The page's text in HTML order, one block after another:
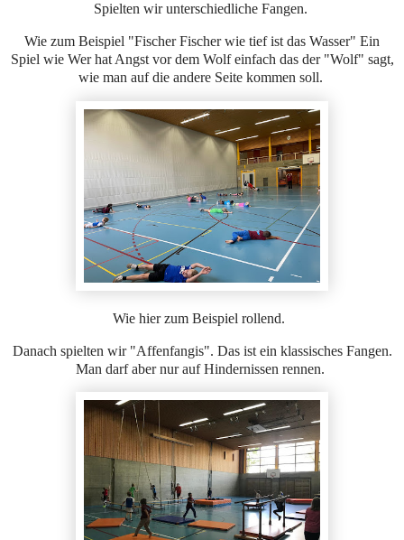
Spielten wir unterschiedliche Fangen.
Wie zum Beispiel "Fischer Fischer wie tief ist das Wasser" Ein
Spiel wie Wer hat Angst vor dem Wolf einfach das der "Wolf" sagt,
wie man auf die andere Seite kommen soll.
Wie hier zum Beispiel rollend.
Danach spielten wir "Affenfangis". Das ist ein klassisches Fangen.
Man darf aber nur auf Hindernissen rennen.